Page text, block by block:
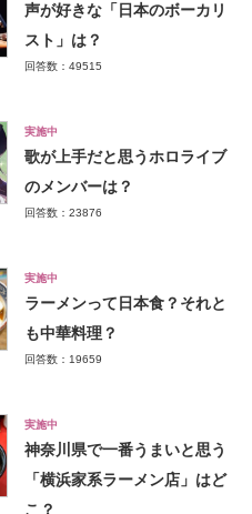
声が好きな「日本のボーカリ
スト」は？
回答数：49515
実施中
歌が上手だと思うホロライブ
のメンバーは？
回答数：23876
実施中
ラーメンって日本食？それと
も中華料理？
回答数：19659
実施中
神奈川県で一番うまいと思う
「横浜家系ラーメン店」はど
こ？